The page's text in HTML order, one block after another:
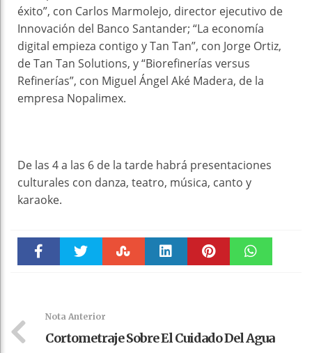
éxito”, con Carlos Marmolejo, director ejecutivo de
Innovación del Banco Santander; “La economía
digital empieza contigo y Tan Tan”, con Jorge Ortiz,
de Tan Tan Solutions, y “Biorefinerías versus
Refinerías”, con Miguel Ángel Aké Madera, de la
empresa Nopalimex.
De las 4 a las 6 de la tarde habrá presentaciones
culturales con danza, teatro, música, canto y
karaoke.
Nota Anterior
Cortometraje Sobre El Cuidado Del Agua